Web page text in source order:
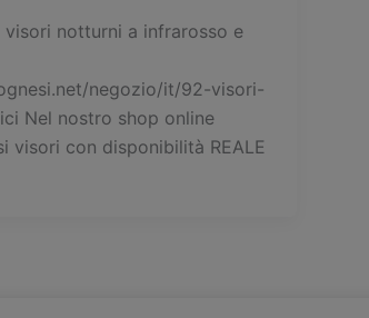
visori notturni a infrarosso e
negozio/it/92-visori-
Nel nostro shop online
visori con disponibilità REALE